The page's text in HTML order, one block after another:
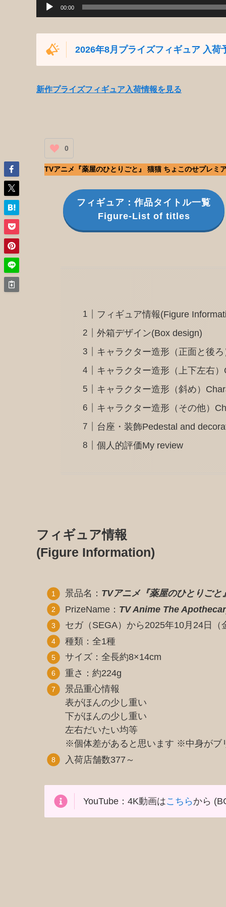
00:00
2026年8月プライズフィギュア 入荷
新作プライズフィギュア入荷情報を見る
0
TVアニメ『薬屋のひとりごと』 猫猫 ちょこのせプレミ
フィギュア：作品タイトル一覧
Figure-List of titles
フィギュア情報(Figure
外箱デザイン(Box design)
キャラクター造形（正面と後
キャラクター造形（上下左右
キャラクター造形（斜め）
キャラクター造形（その他）
台座・装飾Pedestal and
個人的評価My review
フィギュア情報
(Figure Information)
景品名： TVアニメ『薬屋のひとりご
PrizeName： TV Anime The
セガ（SEGA）から2025年10月24日（
種類：全1種
サイズ：全長約8×14cm
重さ：約224g
景品重心情報
表がほんの少し重い
下がほんの少し重い
左右だいたい均等
※個体差があると思います ※中身がブ
入荷店舗数377～
YouTube：4K動画はこちら から